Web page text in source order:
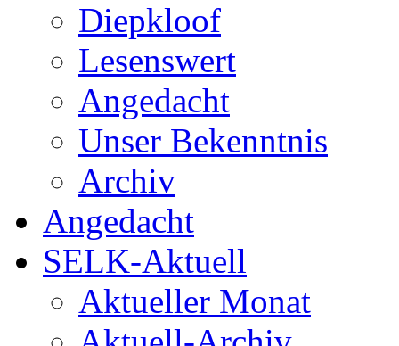
Diepkloof
Lesenswert
Angedacht
Unser Bekenntnis
Archiv
Angedacht
SELK-Aktuell
Aktueller Monat